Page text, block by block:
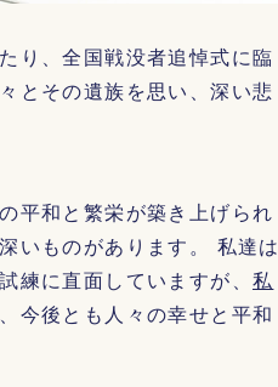
り、全国戦没者追悼式に臨
とその遺族を思い、深い悲
平和と繁栄が築き上げられ
いものがあります。 私達は
に直面していますが、 私
今後とも人々の幸せと平和